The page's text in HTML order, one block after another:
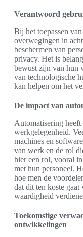
Verantwoord
Bij het toepassen
overwegingen in
beschermen van
privacy. Het is
bewust zijn van hun
van technologische
kan helpen om het
De impact van
Automatisering heeft
werkgelegenheid.
machines en
van werk en de rol
hier een rol, vooral
met hun personeel.
hoe men de
dat dit ten koste gaat
waardigheid
Toekomstige
ontwikkelingen